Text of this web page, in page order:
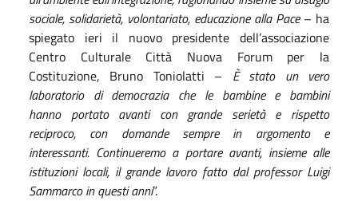
sociale, solidarietà, volontariato, educazione alla Pace– ha
spiegato ieri il nuovo presidente dell’associazione
Centro Culturale Città Nuova Forum per la
Costituzione, Bruno Toniolatti – È stato un vero
laboratorio di democrazia che le bambine e bambini
hanno portato avanti con grande serietà e rispetto
reciproco, con domande sempre in argomento e
interessanti. Continueremo a portare avanti, insieme alle
istituzioni locali, il grande lavoro fatto dal professor Luigi
Sammarco in questi anni”.